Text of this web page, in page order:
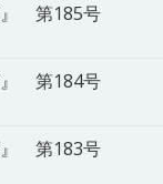
』 第185号
』 第184号
』 第183号